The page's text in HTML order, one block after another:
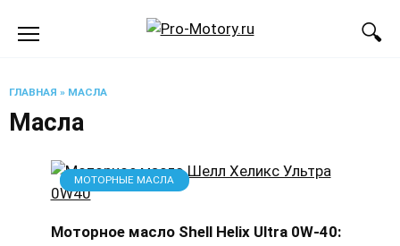
ГЛАВНАЯ » МАСЛА
Масла
МОТОРНЫЕ МАСЛА
Моторное масло Shell Helix Ultra 0W-40: